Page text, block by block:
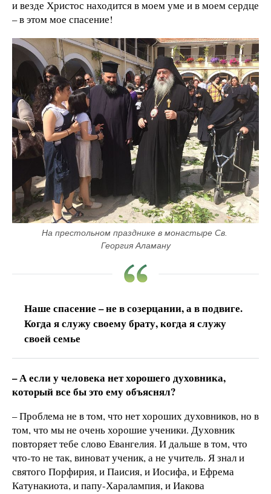
и везде Христос находится в моем уме и в моем сердце
– в этом мое спасение!
На престольном празднике в монастыре Св.
Георгия Аламану
Наше спасение – не в созерцании, а в подвиге.
Когда я служу своему брату, когда я служу
своей семье
– А если у человека нет хорошего духовника,
который все бы это ему объяснял?
– Проблема не в том, что нет хороших духовников, но в
том, что мы не очень хорошие ученики. Духовник
повторяет тебе слово Евангелия. И дальше в том, что
что-то не так, виноват ученик, а не учитель. Я знал и
святого Порфирия, и Паисия, и Иосифа, и Ефрема
Катунакиота, и папу-Харалампия, и Иакова